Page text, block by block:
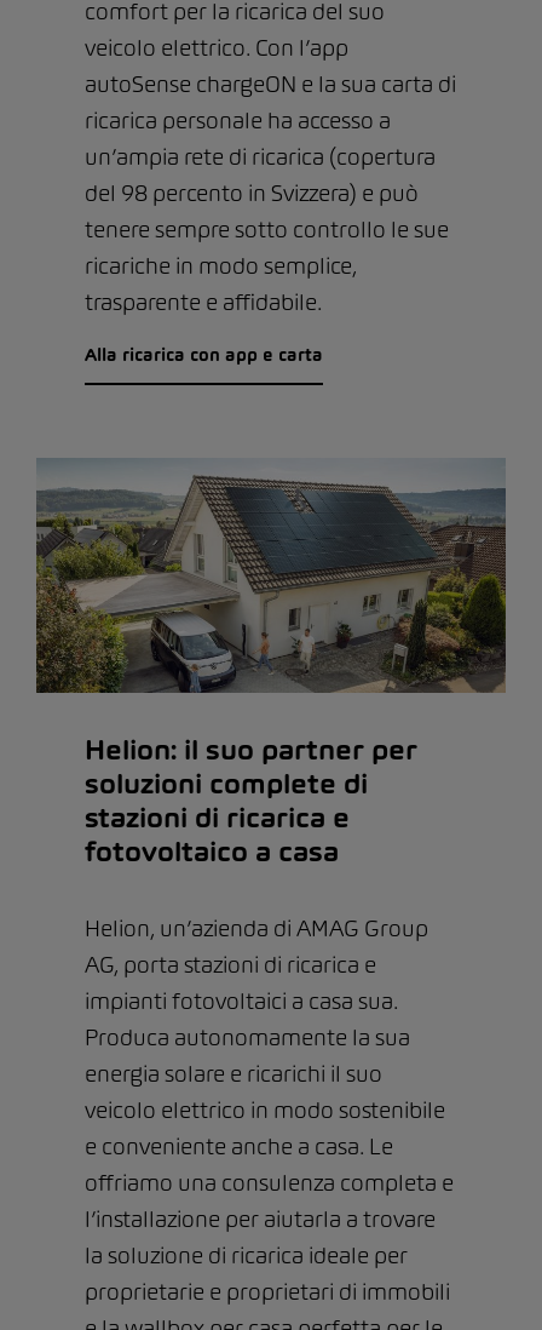
comfort per la ricarica del suo
veicolo elettrico. Con l’app
autoSense chargeON e la sua carta di
ricarica personale ha accesso a
un’ampia rete di ricarica (copertura
del 98 percento in Svizzera) e può
tenere sempre sotto controllo le sue
ricariche in modo semplice,
trasparente e affidabile.
Alla ricarica con app e carta
Helion: il suo partner per
soluzioni complete di
stazioni di ricarica e
fotovoltaico a casa
Helion, un’azienda di AMAG Group
AG, porta stazioni di ricarica e
impianti fotovoltaici a casa sua.
Produca autonomamente la sua
energia solare e ricarichi il suo
veicolo elettrico in modo sostenibile
e conveniente anche a casa. Le
offriamo una consulenza completa e
l’installazione per aiutarla a trovare
la soluzione di ricarica ideale per
proprietarie e proprietari di immobili